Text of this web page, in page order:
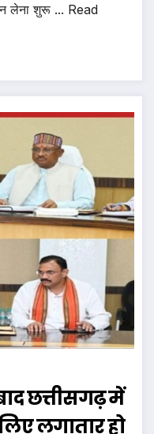
लेना शुरू ... Read
छत्तीसगढ़ में
लगातार हो